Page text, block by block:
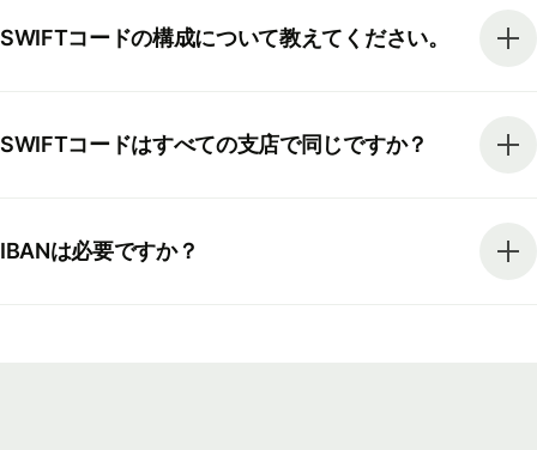
SWIFTコードの構成について教えてください。
SWIFTコードはすべての支店で同じですか？
IBANは必要ですか？